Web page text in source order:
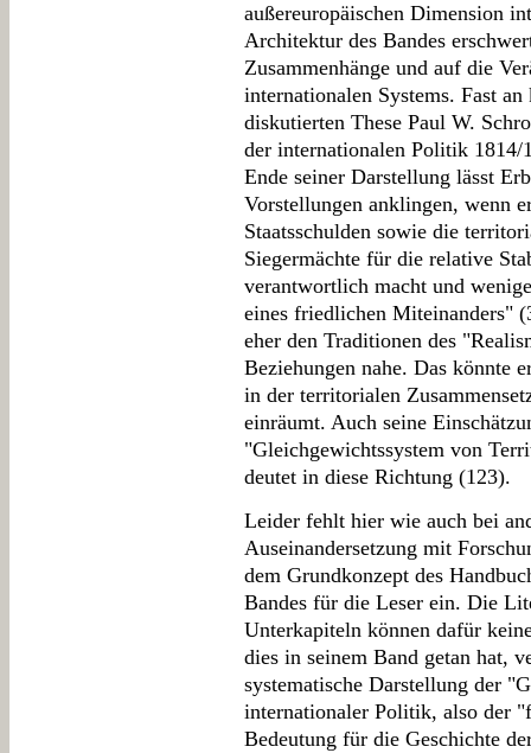
außereuropäischen Dimension
Architektur des Bandes
Zusammenhänge und auf die
internationalen Systems. Fast
diskutierten These Paul W.
der internationalen Politik 1814/
Ende seiner Darstellung lässt
Vorstellungen anklingen, wenn
Staatsschulden sowie die
Siegermächte für die relative
verantwortlich macht und
eines friedlichen Miteinanders"
eher den Traditionen des
Beziehungen nahe. Das könnte
in der territorialen
einräumt. Auch seine
"Gleichgewichtssystem von
deutet in diese Richtung (123).
Leider fehlt hier wie auch bei
Auseinandersetzung mit
dem Grundkonzept des
Bandes für die Leser ein. Die
Unterkapiteln können dafür
dies in seinem Band getan hat,
systematische Darstellung der
internationaler Politik, also der
Bedeutung für die Geschichte